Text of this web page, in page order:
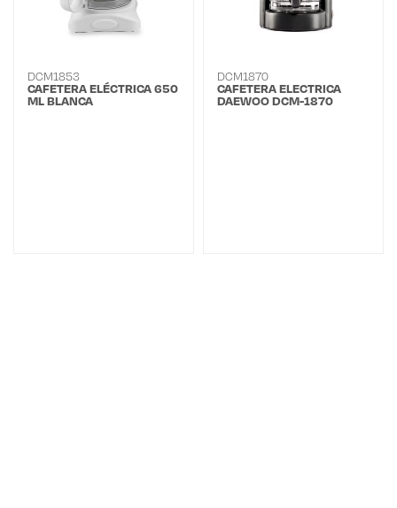
DCM1853
CAFETERA ELÉCTRICA 650
ML BLANCA
DCM1870
CAFETERA ELECTRICA
DAEWOO DCM-1870